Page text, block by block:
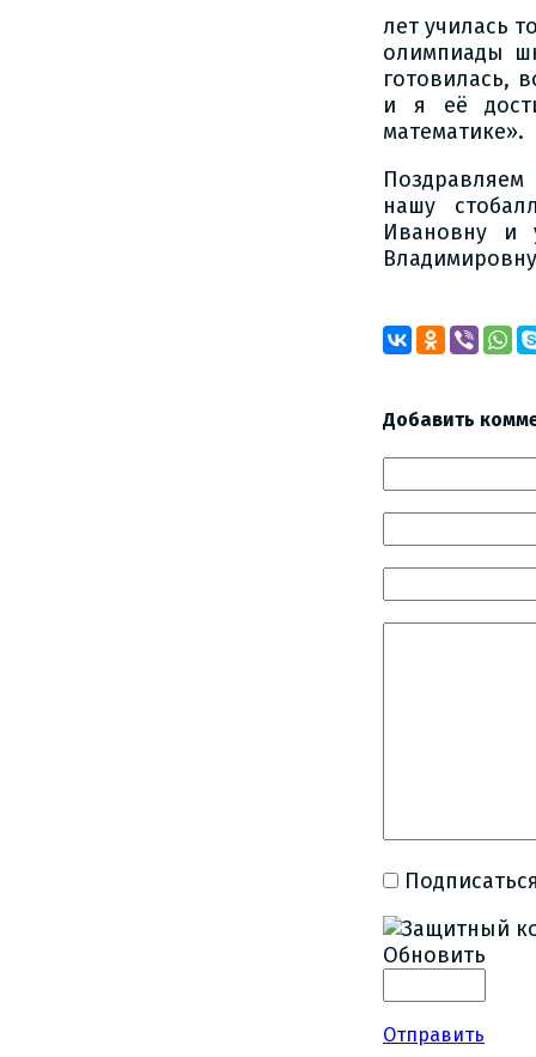
лет училась
олимпиады
готовилась,
и я её
математике».
нашу
Ивановну и
Добавить
Обновить
Отправить